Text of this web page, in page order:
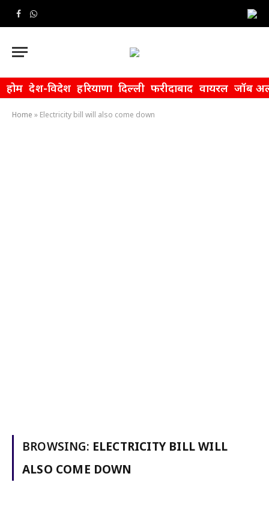
Facebook
WhatsApp
होम देश-विदेश हरियाणा दिल्ली फरीदाबाद वायरल जॉब
Home » Electricity bill will also come down
BROWSING: ELECTRICITY BILL WILL
ALSO COME DOWN